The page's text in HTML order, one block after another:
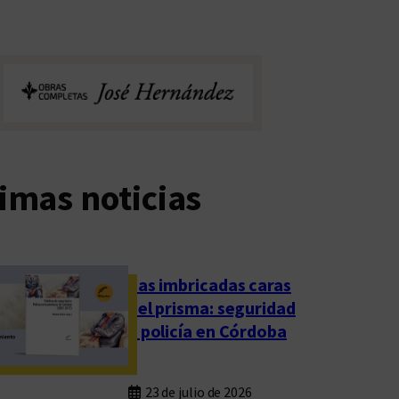
noticias
Las imbricadas caras
del prisma: seguridad
y policía en Córdoba
23 de julio de 2026